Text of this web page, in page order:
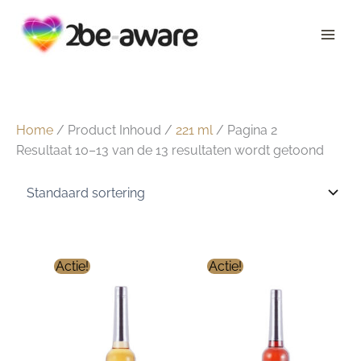
naar
Home / Product Inhoud / 221 ml/ Pagina 2
Resultaat 10–13 van de 13 resultaten wordt getoond
Actie! Actie!